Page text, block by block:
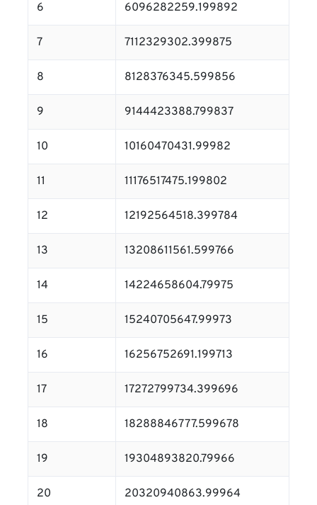
6 6096282259.199892
7 7112329302.399875
8 8128376345.599856
9 9144423388.799837
10 10160470431.99982
11 11176517475.199802
12 12192564518.399784
13 13208611561.599766
14 14224658604.79975
15 15240705647.99973
16 16256752691.199713
17 17272799734.399696
18 18288846777.599678
19 19304893820.79966
20 20320940863.99964